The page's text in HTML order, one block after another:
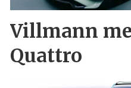
Villmann
Quattro